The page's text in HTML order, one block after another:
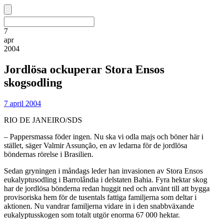
7
apr
2004
Jordlösa ockuperar Stora Ensos
skogsodling
7 april 2004
RIO DE JANEIRO/SDS
– Pappersmassa föder ingen. Nu ska vi odla majs och böner här i
stället, säger Valmir Assunção, en av ledarna för de jordlösa
böndernas rörelse i Brasilien.
Sedan gryningen i måndags leder han invasionen av Stora Ensos
eukalyptusodling i Barrolândia i delstaten Bahia. Fyra hektar skog
har de jordlösa bönderna redan huggit ned och använt till att bygga
provisoriska hem för de tusentals fattiga familjerna som deltar i
aktionen. Nu vandrar familjerna vidare in i den snabbväxande
eukalyptusskogen som totalt utgör enorma 67 000 hektar.